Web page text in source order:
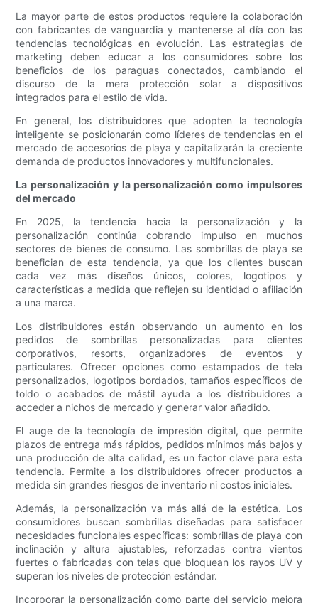
La mayor parte de estos productos requiere la colaboración
con fabricantes de vanguardia y mantenerse al día con las
tendencias tecnológicas en evolución. Las estrategias de
marketing deben educar a los consumidores sobre los
beneficios de los paraguas conectados, cambiando el
discurso de la mera protección solar a dispositivos
integrados para el estilo de vida.
En general, los distribuidores que adopten la tecnología
inteligente se posicionarán como líderes de tendencias en el
mercado de accesorios de playa y capitalizarán la creciente
demanda de productos innovadores y multifuncionales.
La personalización y la personalización como impulsores
del mercado
En 2025, la tendencia hacia la personalización y la
personalización continúa cobrando impulso en muchos
sectores de bienes de consumo. Las sombrillas de playa se
benefician de esta tendencia, ya que los clientes buscan
cada vez más diseños únicos, colores, logotipos y
características a medida que reflejen su identidad o afiliación
a una marca.
Los distribuidores están observando un aumento en los
pedidos de sombrillas personalizadas para clientes
corporativos, resorts, organizadores de eventos y
particulares. Ofrecer opciones como estampados de tela
personalizados, logotipos bordados, tamaños específicos de
toldo o acabados de mástil ayuda a los distribuidores a
acceder a nichos de mercado y generar valor añadido.
El auge de la tecnología de impresión digital, que permite
plazos de entrega más rápidos, pedidos mínimos más bajos y
una producción de alta calidad, es un factor clave para esta
tendencia. Permite a los distribuidores ofrecer productos a
medida sin grandes riesgos de inventario ni costos iniciales.
Además, la personalización va más allá de la estética. Los
consumidores buscan sombrillas diseñadas para satisfacer
necesidades funcionales específicas: sombrillas de playa con
inclinación y altura ajustables, reforzadas contra vientos
fuertes o fabricadas con telas que bloquean los rayos UV y
superan los niveles de protección estándar.
Incorporar la personalización como parte del servicio mejora